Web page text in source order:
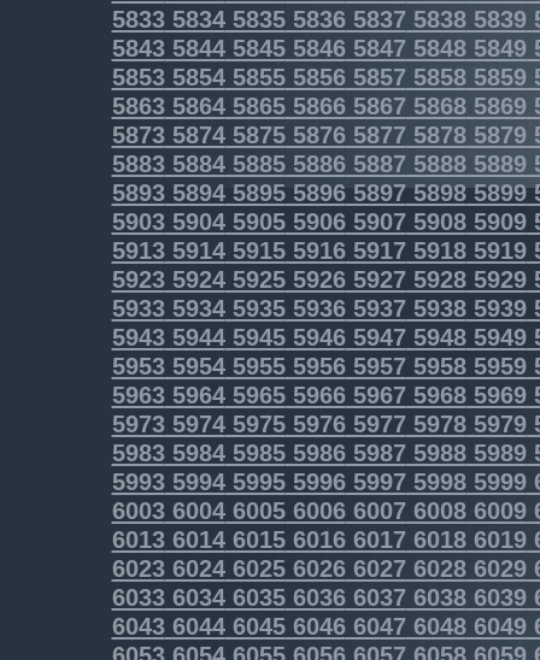
58335834583558365837 58385839
58435844584558465847 58485849
58535854585558565857 58585859
58635864586558665867 58685869
58735874587558765877 58785879
58835884588558865887 58885889
5893589458955896589758985899
5903590459055906590759085909
5913591459155916591759185919
5923592459255926592759285929
5933593459355936593759385939
5943594459455946594759485949
5953595459555956595759585959
5963596459655966596759685969
5973597459755976597759785979
5983598459855986598759885989
5993599459955996599759985999
6003600460056006600760086009
6013601460156016601760186019
6023602460256026602760286029
6033603460356036603760386039
6043604460456046604760486049